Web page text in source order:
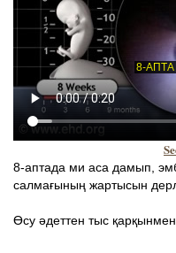
8-аптада ми аса дамып,
салмағының жартысын
Өсу әдеттен тыс